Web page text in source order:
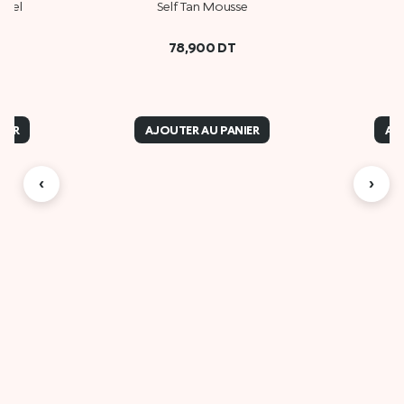
Self Tan Mousse
78,900 DT
AJOUTER AU PANIER
‹ ›